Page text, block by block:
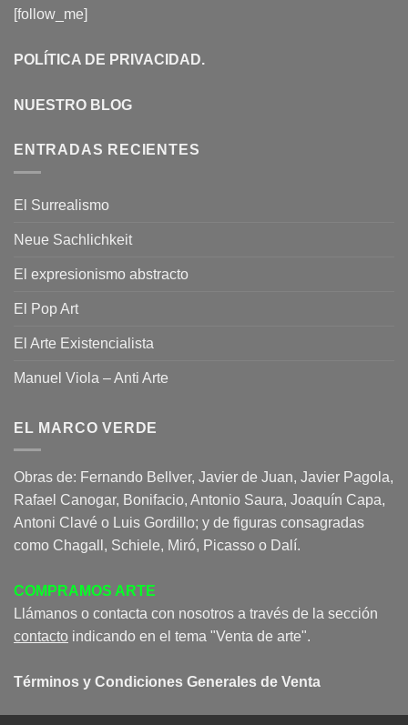
[follow_me]
POLÍTICA DE PRIVACIDAD.
NUESTRO BLOG
ENTRADAS RECIENTES
El Surrealismo
Neue Sachlichkeit
El expresionismo abstracto
El Pop Art
El Arte Existencialista
Manuel Viola – Anti Arte
EL MARCO VERDE
Obras de: Fernando Bellver, Javier de Juan, Javier Pagola,
Rafael Canogar, Bonifacio, Antonio Saura, Joaquín Capa,
Antoni Clavé o Luis Gordillo; y de figuras consagradas
como Chagall, Schiele, Miró, Picasso o Dalí.
COMPRAMOS ARTE
Llámanos o contacta con nosotros a través de la sección
contacto indicando en el tema "Venta de arte".
Términos y Condiciones Generales de Venta